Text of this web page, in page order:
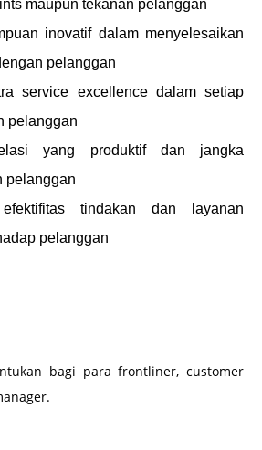
maupun tekanan pelanggan
inovatif dalam menyelesaikan
pelanggan
service excellence dalam setiap
pelanggan
yang produktif dan jangka
pelanggan
efektifitas tindakan dan layanan
pelanggan
bagi para frontliner, customer